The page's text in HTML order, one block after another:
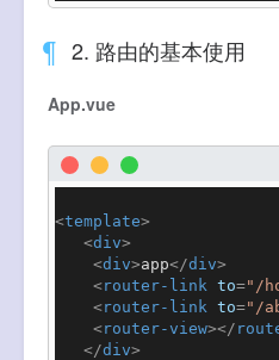
2. 路由的基本使用
App.vue
<template>
<div>
<div>app</div>
<router-link to="/
<router-link to="/
<router-view></
</div>